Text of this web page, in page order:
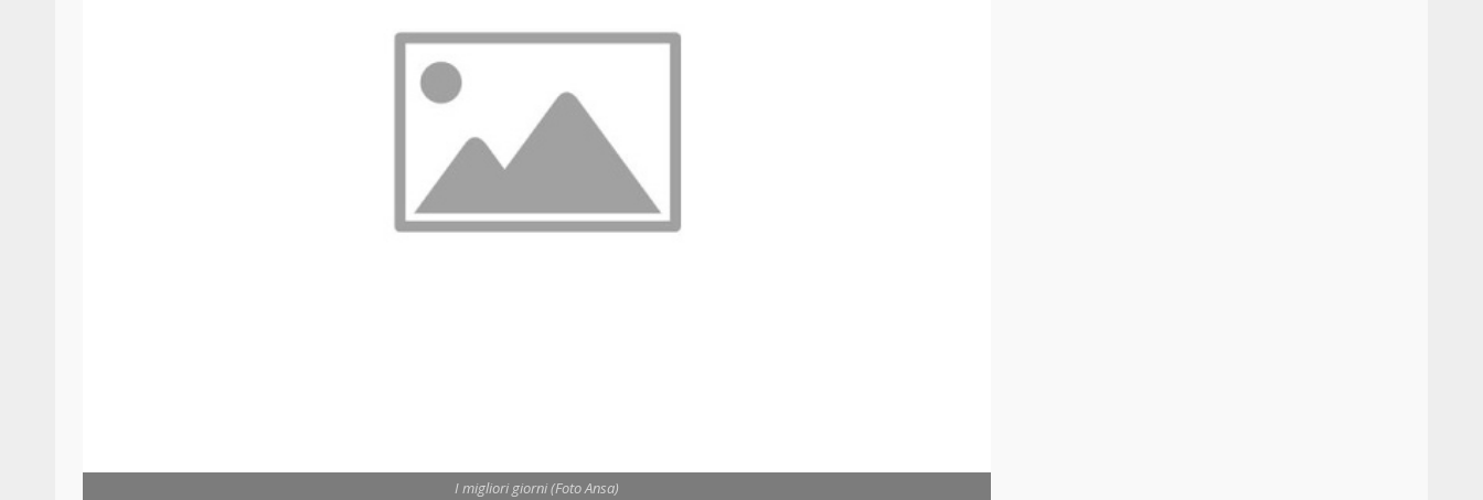
I migliori giorni (Foto Ansa)